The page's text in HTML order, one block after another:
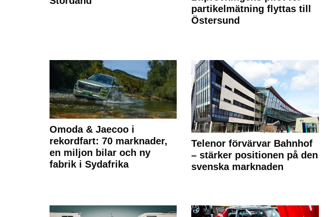
partikelmätning flyttas till
Östersund
Omoda & Jaecoo i
rekordfart: 70 marknader,
en miljon bilar och ny
fabrik i Sydafrika
Telenor förvärvar Bahnhof
– stärker positionen på den
svenska marknaden